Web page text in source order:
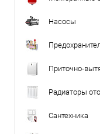
Насосы
Приточно-
Радиаторы
Сантехника